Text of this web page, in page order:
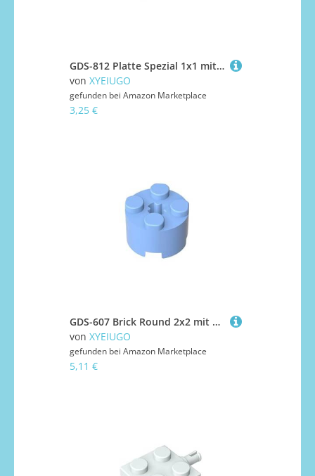
GDS-812 Platte Spezial 1x1 mit Clip-Licht (Dicker Ring), 50 Stück, kompatibel mit Lego 11458, DIY-Teilen und MOC-Komponenten für große Ziegelmarken, Farbe:Blau 23
von XYEIUGO
gefunden bei Amazon Marketplace
3,25 €
GDS-607 Brick Round 2x2 mit Achsloch, 50 Stück, kompatibel mit Lego 6143, 3941, 39223, DIY-Teile und MOC-Komponenten für große Ziegelmarken, Farbe:Babyblau 212
von XYEIUGO
gefunden bei Amazon Marketplace
5,11 €